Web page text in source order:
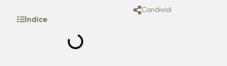
Indice
Condividi